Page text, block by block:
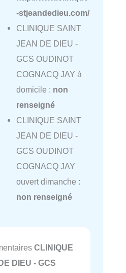
-stjeandedieu.com/
CLINIQUE SAINT
JEAN DE DIEU -
GCS OUDINOT
COGNACQ JAY à
domicile : non
renseigné
CLINIQUE SAINT
JEAN DE DIEU -
GCS OUDINOT
COGNACQ JAY
ouvert dimanche :
non renseigné
CLINIQUE
DIEU - GCS